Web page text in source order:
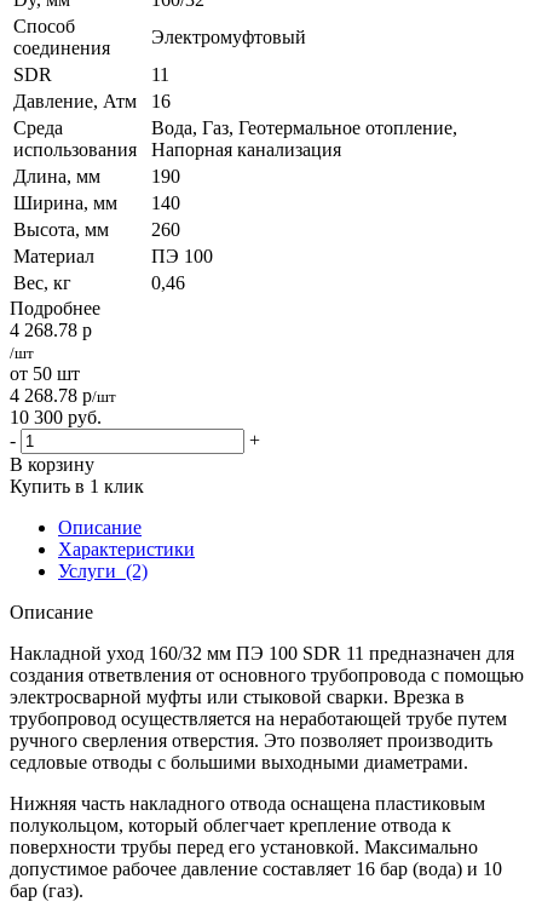
Способ
соединения
Электромуфтовый
SDR
11
Давление, Атм
16
Среда
использования
Вода, Газ, Геотермальное отопление,
Напорная канализация
Длина, мм
190
Ширина, мм
140
Высота, мм
260
Материал
ПЭ 100
Вес, кг
0,46
Подробнее
4 268.78 р
/шт
от 50 шт
4 268.78 р/шт
10 300 руб.
-
+
В корзину
Купить в 1 клик
Описание
Характеристики
Услуги (2)
Описание
Накладной уход 160/32 мм ПЭ 100 SDR 11 предназначен для
создания ответвления от основного трубопровода с помощью
электросварной муфты или стыковой сварки. Врезка в
трубопровод осуществляется на неработающей трубе путем
ручного сверления отверстия. Это позволяет производить
седловые отводы с большими выходными диаметрами.
Нижняя часть накладного отвода оснащена пластиковым
полукольцом, который облегчает крепление отвода к
поверхности трубы перед его установкой. Максимально
допустимое рабочее давление составляет 16 бар (вода) и 10
бар (газ).